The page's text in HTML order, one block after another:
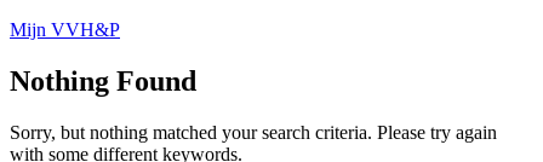
Mijn VVH&P
Nothing Found
Sorry, but nothing matched your search criteria. Please try again
with some different keywords.